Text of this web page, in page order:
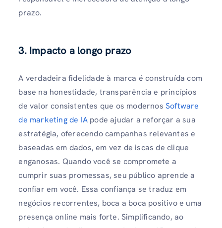
prazo.
3. Impacto a longo prazo
A verdadeira fidelidade à marca é construída com
base na honestidade, transparência e princípios
de valor consistentes que os modernos Software
de marketing de IA pode ajudar a reforçar a sua
estratégia, oferecendo campanhas relevantes e
baseadas em dados, em vez de iscas de clique
enganosas. Quando você se compromete a
cumprir suas promessas, seu público aprende a
confiar em você. Essa confiança se traduz em
negócios recorrentes, boca a boca positivo e uma
presença online mais forte. Simplificando, ao